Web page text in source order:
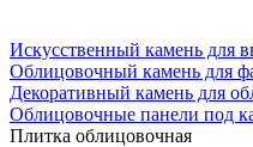
Искусственный камень для
Облицовочный камень для
Декоративный камень для
Облицовочные панели под
Плитка облицовочная